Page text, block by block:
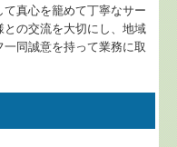
真心を籠めて丁寧なサー
の交流を大切にし、地域
同誠意を持って業務に取